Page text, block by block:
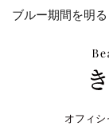
ブルー期間を明
オフィ